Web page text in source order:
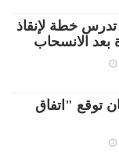
تدرس خطة لإنقاذ
بعد الانسحاب
توقع "اتفاق